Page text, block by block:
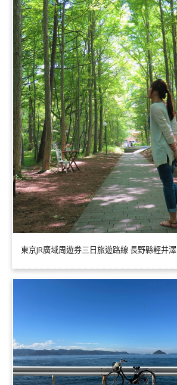
東京JR廣域周遊券三日旅遊路線 長野縣輕井